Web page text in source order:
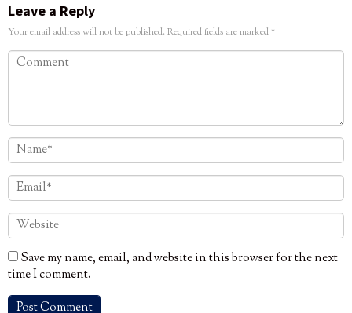
Leave a Reply
Your email address will not be published. Required fields are marked*
Save my name, email, and website in this browser for the next
time I comment.